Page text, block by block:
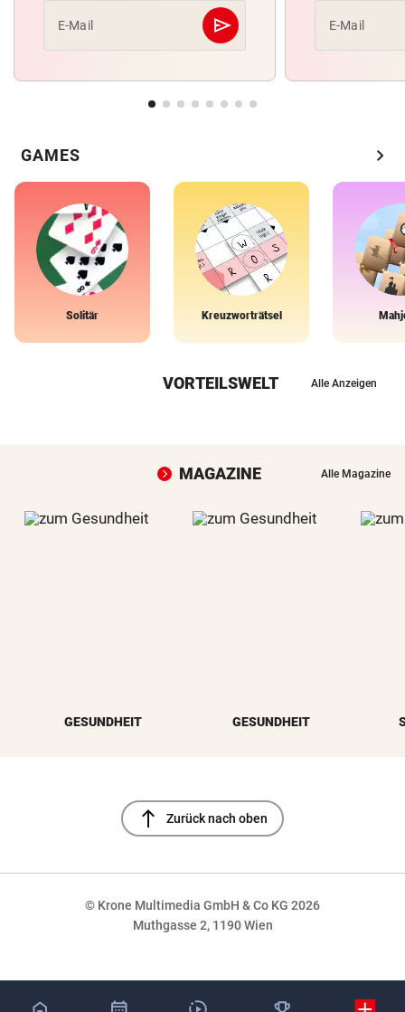
E-Mail send
Abschicken E-Mail
GAMES chevron_right
Solitär Kreuzworträtsel
VORTEILSWELT Alle Anzeigen
MAGAZINE Alle Magazine
GESUNDHEIT GESUNDHEIT
north Zurück nach oben
© Krone Multimedia GmbH & Co KG 2026
Muthgasse 2, 1190 Wien
NaN%